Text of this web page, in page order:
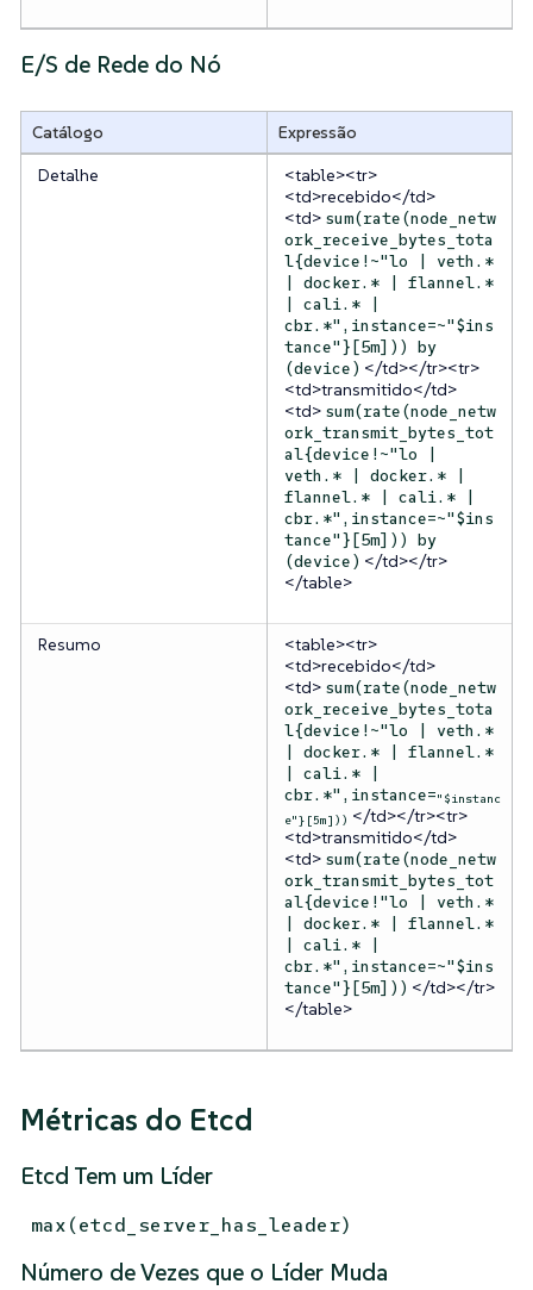
E/S de Rede do Nó
Catálogo
Expressão
Detalhe
<table><tr>
<td>recebido</td>
<td> sum(rate(node_netw
ork_receive_bytes_tota
l{device!~"lo | veth.*
| docker.* | flannel.*
| cali.* |
cbr.*",instance=~"$ins
tance"}[5m])) by
(device) </td></tr><tr>
<td>transmitido</td>
<td> sum(rate(node_netw
ork_transmit_bytes_tot
al{device!~"lo |
veth.* | docker.* |
flannel.* | cali.* |
cbr.*",instance=~"$ins
tance"}[5m])) by
(device) </td></tr>
</table>
Resumo
<table><tr>
<td>recebido</td>
<td> sum(rate(node_netw
ork_receive_bytes_tota
l{device!~"lo | veth.*
| docker.* | flannel.*
| cali.* |
cbr.*",instance="$instanc
e"}[5m])) </td></tr><tr>
<td>transmitido</td>
<td> sum(rate(node_netw
ork_transmit_bytes_tot
al{device!"lo | veth.*
| docker.* | flannel.*
| cali.* |
cbr.*",instance=~"$ins
tance"}[5m])) </td></tr>
</table>
Métricas do Etcd
Etcd Tem um Líder
max(etcd_server_has_leader)
Número de Vezes que o Líder Muda